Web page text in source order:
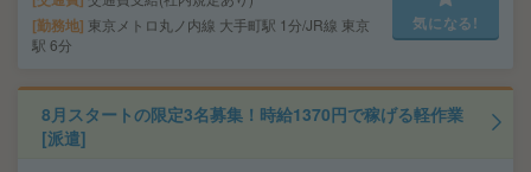
勤務地 東京メトロ丸ノ内線 大手町駅 1分/JR線 東京
駅 6分
気になる!
8月スタートの限定3名募集！時給1370円で稼げる軽作業
[派遣]